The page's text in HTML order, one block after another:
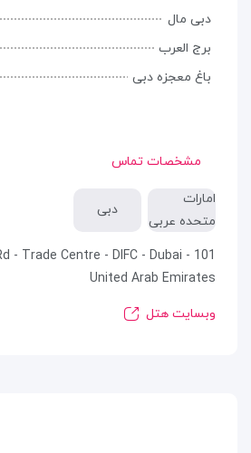
دبی مال
برج العرب
باغ معجزه دبی
مشخصات تماس
امارات
متحده عربی
دبی
Rd - Trade Centre - DIFC - Dubai -
United Arab Emirates
وبسایت هتل